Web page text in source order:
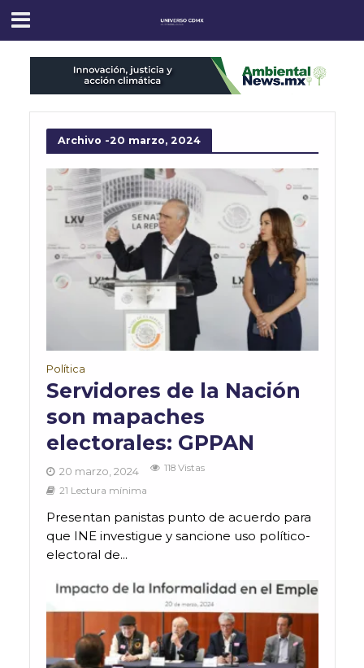
Archivo -20 marzo, 2024
Política
Servidores de la Nación
son mapaches
electorales: GPPAN
20 marzo, 2024
118 Vistas
21 Lectura mínima
Presentan panistas punto de acuerdo para
que INE investigue y sancione uso político-
electoral de...